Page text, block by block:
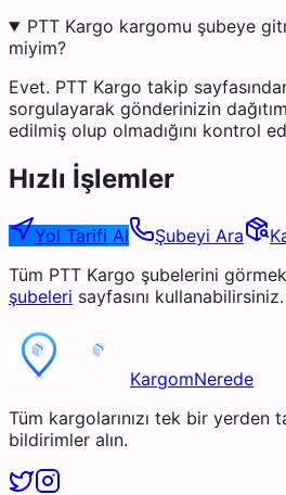
PTT Kargo kargomu şubeye
miyim?
Evet. PTT Kargo takip
sorgulayarak gönderinizin
edilmiş olup olmadığını kontrol
Hızlı İşlemler
Yol Tarifi Al Şubeyi Ara
Tüm PTT Kargo şubelerini
şubeleri sayfasını kullanabilirsiniz.
KargomNerede
Tüm kargolarınızı tek bir yerden
bildirimler alın.